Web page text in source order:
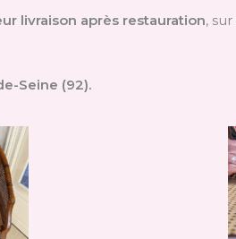
livraison après restauration, sur
Seine (92).